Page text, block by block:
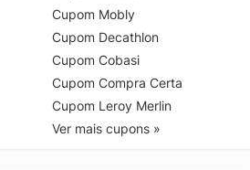
Cupom Mobly
Cupom Decathlon
Cupom Cobasi
Cupom Compra Certa
Cupom Leroy Merlin
Ver mais cupons »